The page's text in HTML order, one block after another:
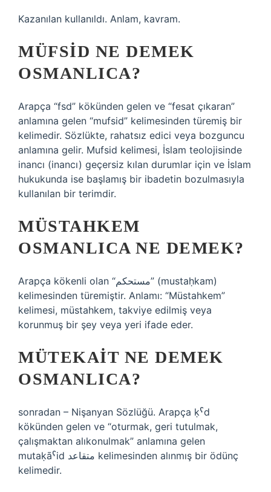
Kazanılan kullanıldı. Anlam, kavram.
MÜFSID NE DEMEK
OSMANLICA?
Arapça “fsd” kökünden gelen ve “fesat çıkaran”
anlamına gelen “mufsid” kelimesinden türemiş bir
kelimedir. Sözlükte, rahatsız edici veya bozguncu
anlamına gelir. Mufsid kelimesi, İslam teolojisinde
inancı (inancı) geçersiz kılan durumlar için ve İslam
hukukunda ise başlamış bir ibadetin bozulmasıyla
kullanılan bir terimdir.
MÜSTAHKEM
OSMANLICA NE DEMEK?
Arapça kökenli olan “مستحكم” (mustaḥkam)
kelimesinden türemiştir. Anlamı: “Müstahkem”
kelimesi, müstahkem, takviye edilmiş veya
korunmuş bir şey veya yeri ifade eder.
MÜTEKAIT NE DEMEK
OSMANLICA?
sonradan – Nişanyan Sözlüğü. Arapça ḳˁd
kökünden gelen ve “oturmak, geri tutulmak,
çalışmaktan alıkonulmak” anlamına gelen
mutaḳāˁid متقاعد kelimesinden alınmış bir ödünç
kelimedir.